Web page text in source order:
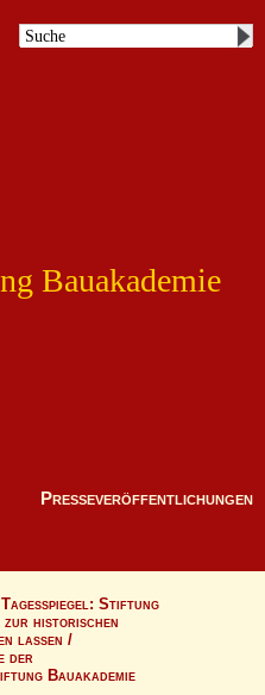
Bauakademie
Presseveröffentlichungen
Stiftung
historischen
lassen /
der
Bauakademie